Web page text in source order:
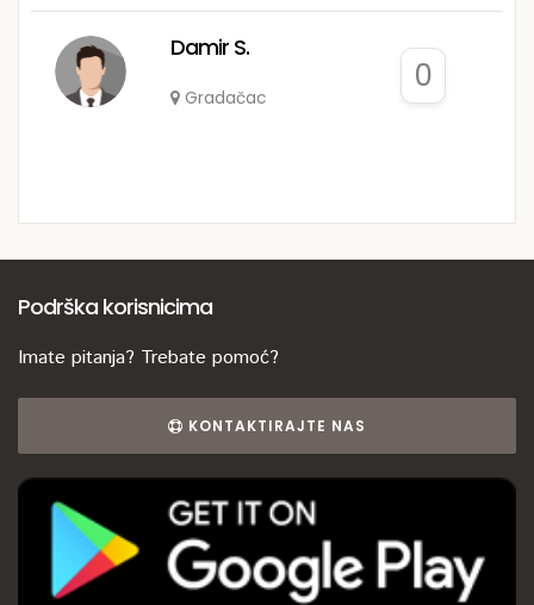
Damir S.
Gradačac
0
Podrška korisnicima
Imate pitanja? Trebate pomoć?
KONTAKTIRAJTE NAS